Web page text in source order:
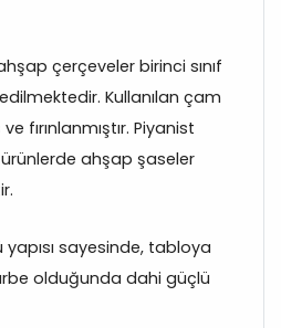
çerçeveler birinci sınıf
Kullanılan çam
fırınlanmıştır. Piyanist
ahşap şaseler
sayesinde, tabloya
olduğunda dahi güçlü